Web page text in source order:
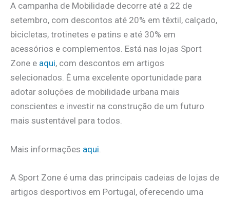
A campanha de Mobilidade decorre até a 22 de
setembro, com descontos até 20% em têxtil, calçado,
bicicletas, trotinetes e patins e até 30% em
acessórios e complementos. Está nas lojas Sport
Zone e aqui, com descontos em artigos
selecionados. É uma excelente oportunidade para
adotar soluções de mobilidade urbana mais
conscientes e investir na construção de um futuro
mais sustentável para todos.
Mais informações aqui
A Sport Zone é uma das principais cadeias de lojas de
artigos desportivos em Portugal, oferecendo uma